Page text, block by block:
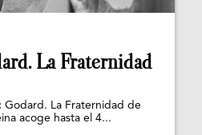
La Fraternidad
Godard. La Fraternidad de
acoge hasta el 4...